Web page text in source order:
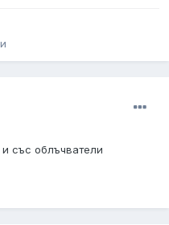
със облъчватели